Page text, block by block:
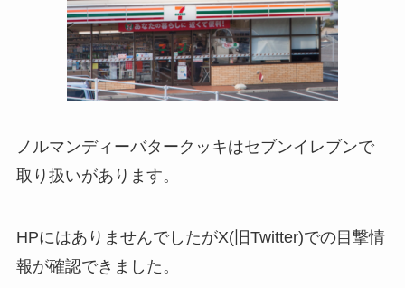
ノルマンディーバタークッキはセブンイレブンで
取り扱いがあります。
HPにはありませんでしたがX(旧Twitter)での目撃情
報が確認できました。